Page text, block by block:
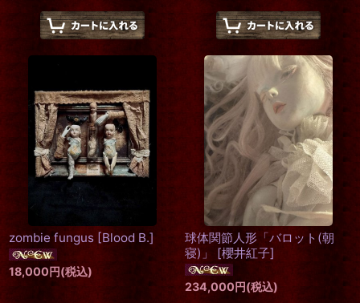
zombie fungus [Blood B.]
18,000円(税込)
球体関節人形「バロット(朝
寝)」
[櫻井紅子]
234,000円(税込)